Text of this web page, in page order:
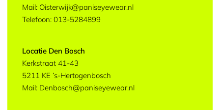
Mail: Oisterwijk@paniseyewear.nl
Telefoon: 013-5284899
Locatie Den Bosch
Kerkstraat 41-43
5211 KE ’s-Hertogenbosch
Mail: Denbosch@paniseyewear.nl